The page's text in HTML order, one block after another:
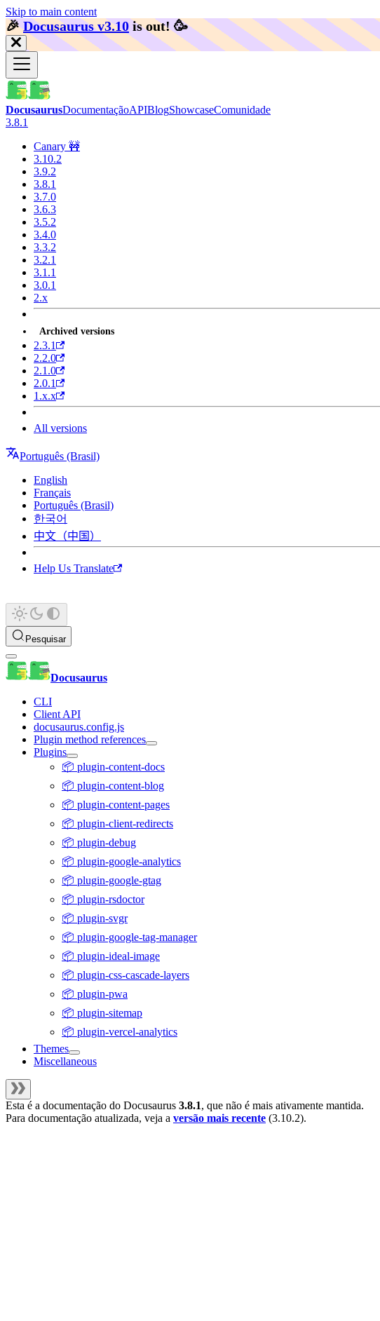
Skip to main content
🎉️Docusaurus v3.10 is out! 🥳️
DocusaurusDocumentaçãoAPIBlogShowcaseComunidade
3.8.1
Canary 🚧
3.10.2
3.9.2
3.8.1
3.7.0
3.6.3
3.5.2
3.4.0
3.3.2
3.2.1
3.1.1
3.0.1
2.x
Archived versions
2.3.1
2.2.0
2.1.0
2.0.1
1.x.x
All versions
Português (Brasil)
English
Français
Português (Brasil)
한국어
中文（中国）
Help Us Translate
Pesquisar
Docusaurus
CLI
Client API
docusaurus.config.js
Plugin method references
Plugins
📦 plugin-content-docs
📦 plugin-content-blog
📦 plugin-content-pages
📦 plugin-client-redirects
📦 plugin-debug
📦 plugin-google-analytics
📦 plugin-google-gtag
📦 plugin-rsdoctor
📦 plugin-svgr
📦 plugin-google-tag-manager
📦 plugin-ideal-image
📦 plugin-css-cascade-layers
📦 plugin-pwa
📦 plugin-sitemap
📦 plugin-vercel-analytics
Themes
Miscellaneous
Esta é a documentação do Docusaurus 3.8.1, que não é mais ativamente mantida.
Para documentação atualizada, veja a versão mais recente (3.10.2).